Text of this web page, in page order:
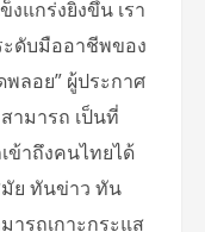
งแกร่งยิ่งขึ้น เรา
ะดับมืออาชีพของ
พลอย” ผู้ประกาศ
ามารถ เป็นที่
ข้าถึงคนไทยได้
ย ทันข่าว ทัน
ารถเกาะกระแส